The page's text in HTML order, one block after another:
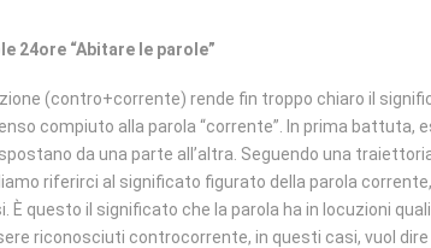
24ore “Abitare le parole”
(contro+corrente) rende fin troppo chiaro il
compiuto alla parola “corrente”. In prima battuta,
da una parte all’altra. Seguendo una
riferirci al significato figurato della parola
È questo il significato che la parola ha in locuzioni
riconosciuti controcorrente, in questi casi, vuol